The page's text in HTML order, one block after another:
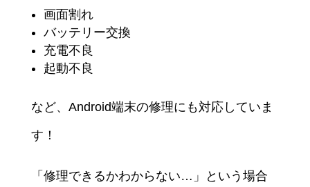
画面割れ
バッテリー交換
充電不良
起動不良
など、Android端末の修理にも対応していま
す！
「修理できるかわからない…」という場合